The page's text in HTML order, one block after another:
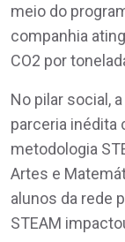
meio do
companhia
CO2 por
No pilar social,
parceria inédita
metodologia
Artes e
alunos da rede
STEAM